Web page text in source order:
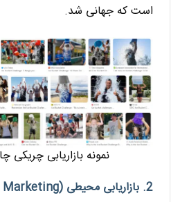
است که جهانی شد.
نمونه بازاریابی
2. بازاریابی محیطی (Ambient Marketing)